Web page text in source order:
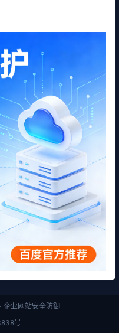
企业网站安全防御
号